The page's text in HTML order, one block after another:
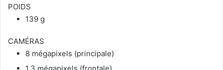
POIDS
139 g
CAMÉRAS
8 mégapixels (principale)